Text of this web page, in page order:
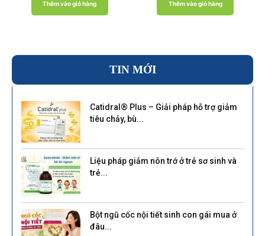
Thêm vào giỏ hàng Thêm vào giỏ hàng
TIN MỚI
Catidral® Plus – Giải pháp hỗ trợ giảm
tiêu chảy, bù...
Liệu pháp giảm nôn trớ ở trẻ sơ sinh và
trẻ...
Bột ngũ cốc nội tiết sinh con gái mua ở
đâu...